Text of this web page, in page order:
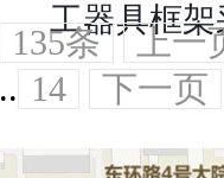
工器具框架
135条
上一
.. 14 下一页